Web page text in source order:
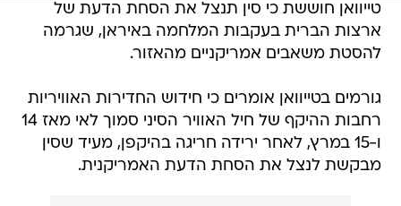
טייוואן חוששת כי סין תנצל את הסחת הדעת של
ארצות הברית בעקבות המלחמה באיראן, שגרמה
להסטת משאבים אמריקניים מהאזור.
גורמים בטייוואן אומרים כי חידוש החדירות האוויריות
רחבות ההיקף של חיל האוויר הסיני סמוך לאי מאז 14
ו-15 במרץ, לאחר ירידה חריגה בהיקפן, מעיד שסין
מבקשת לנצל את הסחת הדעת האמריקנית.